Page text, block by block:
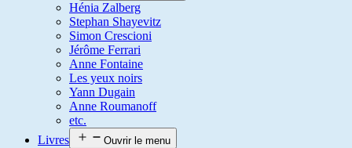
Hénia Zalberg
Stephan Shayevitz
Simon Crescioni
Jérôme Ferrari
Anne Fontaine
Les yeux noirs
Yann Dugain
Anne Roumanoff
etc.
Livres
Ouvrir le menu